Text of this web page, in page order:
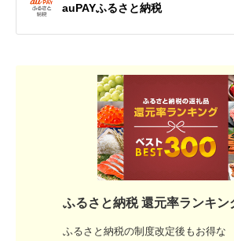
auPAYふるさと納税
ふるさと納税 還元率ランキン
ふるさと納税の制度改定後もお得な